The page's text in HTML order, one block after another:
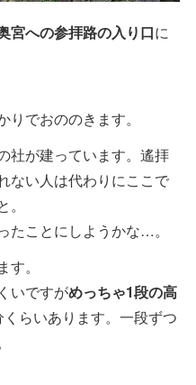
宮への参拝路の入り口に
でおののきます。
社が建っています。遙拝
ない人は代わりにここで
たことにしようかな…。
。
いですがめっちゃ1段の高
らいあります。一段ずつ